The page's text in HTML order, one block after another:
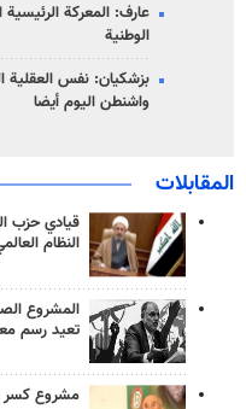
عارف: المعركة
الوطنية
بزشكيان: نفس العقلية
واشنطن اليوم أيضا
المقابلات
قيادي حزب
النظام
المشروع
تعيد رسم
مشروع كسر